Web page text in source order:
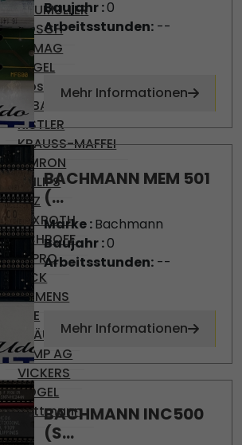
BAUMULLER
BOSCH
DEMAG
ENGEL
Gossen
KEBA
KISTLER
KRAUSS-MAFFEI
OMRON
PHILIPS
PILZ
REXROTH
SCHROFF
SEPRO
SICK
SIEMENS
SKE
STÄUBLI
TEMP AG
VICKERS
VOGEL
Wittmann
Baujahr :0
Arbeitsstunden:--
Mehr Informationen
BACHMANN MEM 501
(...
Marke :Bachmann
Baujahr :0
Arbeitsstunden:--
Mehr Informationen
BACHMANN INC500
(S...